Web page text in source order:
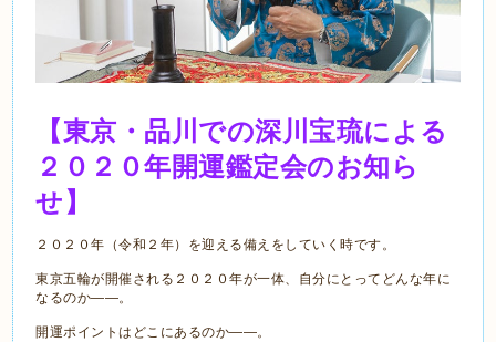
【東京・品川での深川宝琉による
２０２０年開運鑑定会のお知ら
せ】
２０２０年（令和２年）を迎える備えをしていく時です。
東京五輪が開催される２０２０年が一体、自分にとってどんな年に
なるのか――。
開運ポイントはどこにあるのか――。